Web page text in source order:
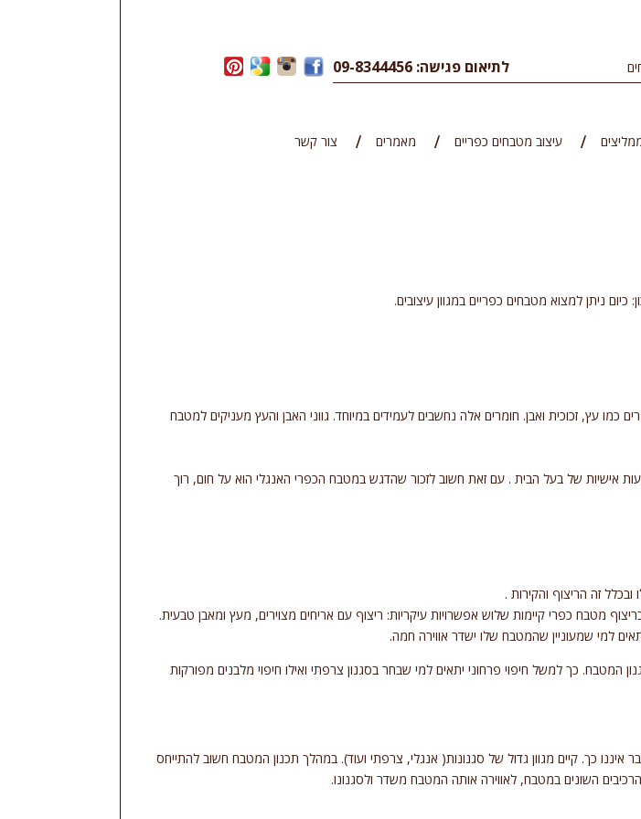
לתיאום פגישה: 09-8344456
עיצוב מטבחים כפריים מאמרים צור קשר
ניתן למצוא מטבחים כפריים במגוון עיצובים.
עץ, זכוכית ואבן. חומרים אלה נחשבים לעמידים במיוחד. גווני האבן והעץ מעניקים למטבח
אישיות של בעל הבית . עם זאת חשוב לזכור שהדגש במטבח הכפרי האנגלי הוא על חום, רוך
זה הריצוף והקירות .
מטבח כפרי קיימות שלוש אפשרויות עיקריות: ריצוף עם אריחים מצוירים, מעץ ומאבן טבעית.
למי שמעוניין שהמטבח שלו ישדר אווירה חמה.
המטבח. כך למשל חיפוי פרחוני יתאים למי שבחר בסגנון צרפתי ואילו חיפוי מלבנים מפורקות
כך. קיים מגוון גדול של סגנונות( אנגלי, צרפתי ועוד). במהלך תכנון המטבח חשוב להתייחס
השונים במטבח, לאווירה אותה המטבח משדר ולסגנונו.